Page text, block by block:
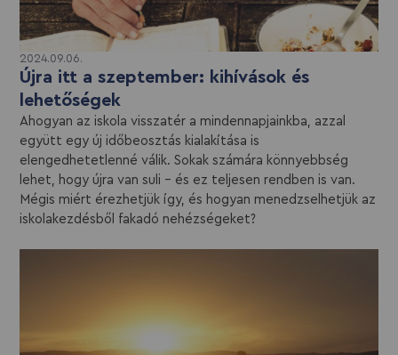
2024.09.06.
Újra itt a szeptember: kihívások és
lehetőségek
Ahogyan az iskola visszatér a mindennapjainkba, azzal
együtt egy új időbeosztás kialakítása is
elengedhetetlenné válik. Sokak számára könnyebbség
lehet, hogy újra van suli – és ez teljesen rendben is van.
Mégis miért érezhetjük így, és hogyan menedzselhetjük az
iskolakezdésből fakadó nehézségeket?